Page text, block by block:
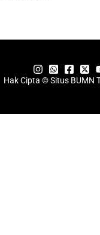
Hak Cipta © Situs BUMN